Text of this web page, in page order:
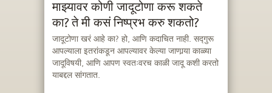
माझ्यावर कोणी जादूटोणा करू शकते
का? ते मी कसं निष्प्रभ करु शकतो?
जादूटोणा खरं आहे का? हो, आणि कदाचित नाही. सद्गुरू
आपल्याला इतरांकडून आपल्यावर केल्या जाणार्‍या काळ्या
जादूविषयी, आणि आपण स्वतःवरच काळी जादू कशी करतो
याबद्दल सांगतात.